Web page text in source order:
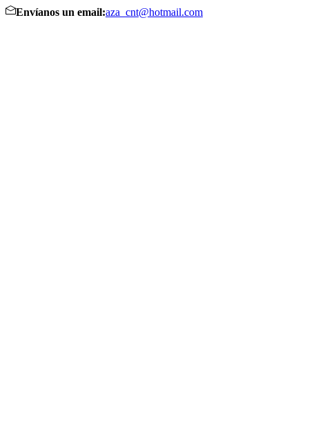
Envíanos un email:aza_cnt@hotmail.com